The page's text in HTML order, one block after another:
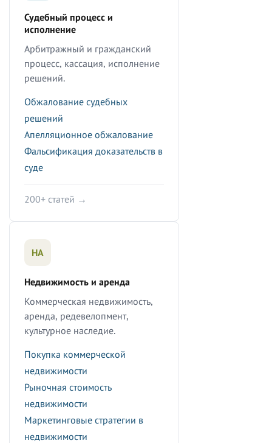
Судебный процесс и
исполнение
Арбитражный и гражданский
процесс, кассация, исполнение
решений.
Обжалование судебных
решений
Апелляционное обжалование
Фальсификация доказательств в
суде
200+ статей →
НА
Недвижимость и аренда
Коммерческая недвижимость,
аренда, редевелопмент,
культурное наследие.
Покупка коммерческой
недвижимости
Рыночная стоимость
недвижимости
Маркетинговые стратегии в
недвижимости